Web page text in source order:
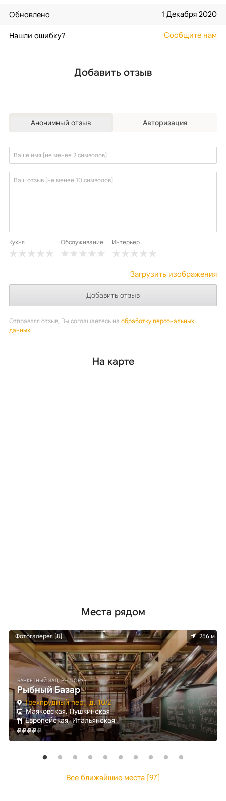
Обновлено 1 Декабря 2020
Нашли ошибку? Сообщите нам
Добавить отзыв
Анонимный отзыв Авторизация
Кухня Обслуживание Интерьер
Загрузить изображения
Отправляя отзыв, Вы соглашаетесь на обработку персональных
данных.
На карте
Места рядом
Фотогалерея [8] 256 м
БАНКЕТНЫЙ ЗАЛ, РЕСТОРАН
Рыбный Базар
Трехпрудный пер., д. 10/2
Маяковская, Пушкинская
Европейская, Итальянская
Все ближайшие места [97]